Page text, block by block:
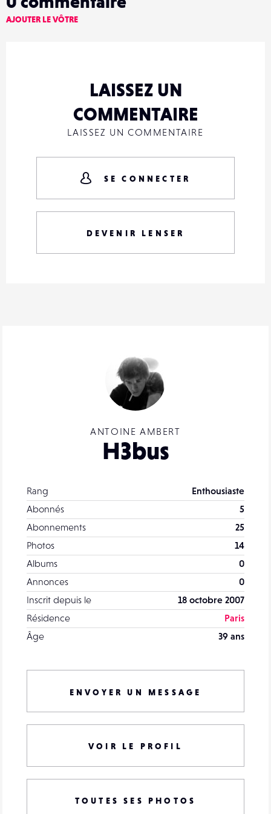
ANTOINE AMBERT
H3bus
Rang
Enthousiaste
Abonnés
5
Abonnements
25
Photos
14
Albums
0
Annonces
0
Inscrit depuis le
18 octobre 2007
Résidence
Paris
Âge
39 ans
ENVOYER UN MESSAGE
VOIR LE PROFIL
TOUTES SES PHOTOS
AJOUTER LE VÔTRE
LAISSEZ UN
COMMENTAIRE
LAISSEZ UN COMMENTAIRE
SE CONNECTER
DEVENIR LENSER